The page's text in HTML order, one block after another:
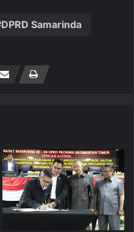
DPRD Samarinda